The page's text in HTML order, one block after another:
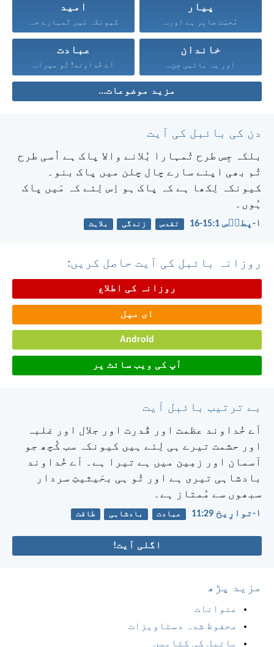
پیار
مُحبّت صابِر ہے اور...
امید
کیونکہ مَیں تُمہارے حق...
خاندان
اور یہ باتیں جِن...
عبادت
اَے خُداوند! تُو میرا...
مزید موضوعات...
دن کی بائبل کی آیت
بلکہ جِس طرح تُمہارا بُلانے والا پاک ہے اُسی طرح
تُم بھی اپنے سارے چال چلن میں پاک بنو۔
کیونکہ لِکھا ہے کہ پاک ہو اِس لِئے کہ مَیں پاک
ہُوں۔
۱-پطرؔس 1:‏15-‏16 تقدس زندگی بلاہٹ
روزانہ بائبل کی آیت حاصل کریں:
روزانہ کی اطلاع
ای میل
Android
آپ کی ویب سائٹ پر
بے ترتیب بائبل آیت
اَے خُداوند عظمت اور قُدرت اور جلال اور غلبہ
اور حشمت تیرے ہی لِئے ہیں کیونکہ سب کُچھ جو
آسمان اور زمِین میں ہے تیرا ہے۔ اَے خُداوند
بادشاہی تیری ہے اور تُو ہی بحَیثیتِ سردار
سبھوں سے مُمتاز ہے۔
۱-توارِیخ 29:‏11 عبادت بادشاہی طاقت
اگلی آیت!
مزید پڑھ
عنوانات
محفوظ شدہ دستاویزات
بائبل کی کتابیں